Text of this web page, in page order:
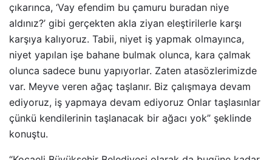
çıkarınca, ‘Vay efendim bu çamuru buradan niye
aldınız?’ gibi gerçekten akla ziyan eleştirilerle karşı
karşıya kalıyoruz. Tabii, niyet iş yapmak olmayınca,
niyet yapılan işe bahane bulmak olunca, kara çalmak
olunca sadece bunu yapıyorlar. Zaten atasözlerimizde
var. Meyve veren ağaç taşlanır. Biz çalışmaya devam
ediyoruz, iş yapmaya devam ediyoruz Onlar taşlasınlar
çünkü kendilerinin taşlanacak bir ağacı yok” şeklinde
konuştu.